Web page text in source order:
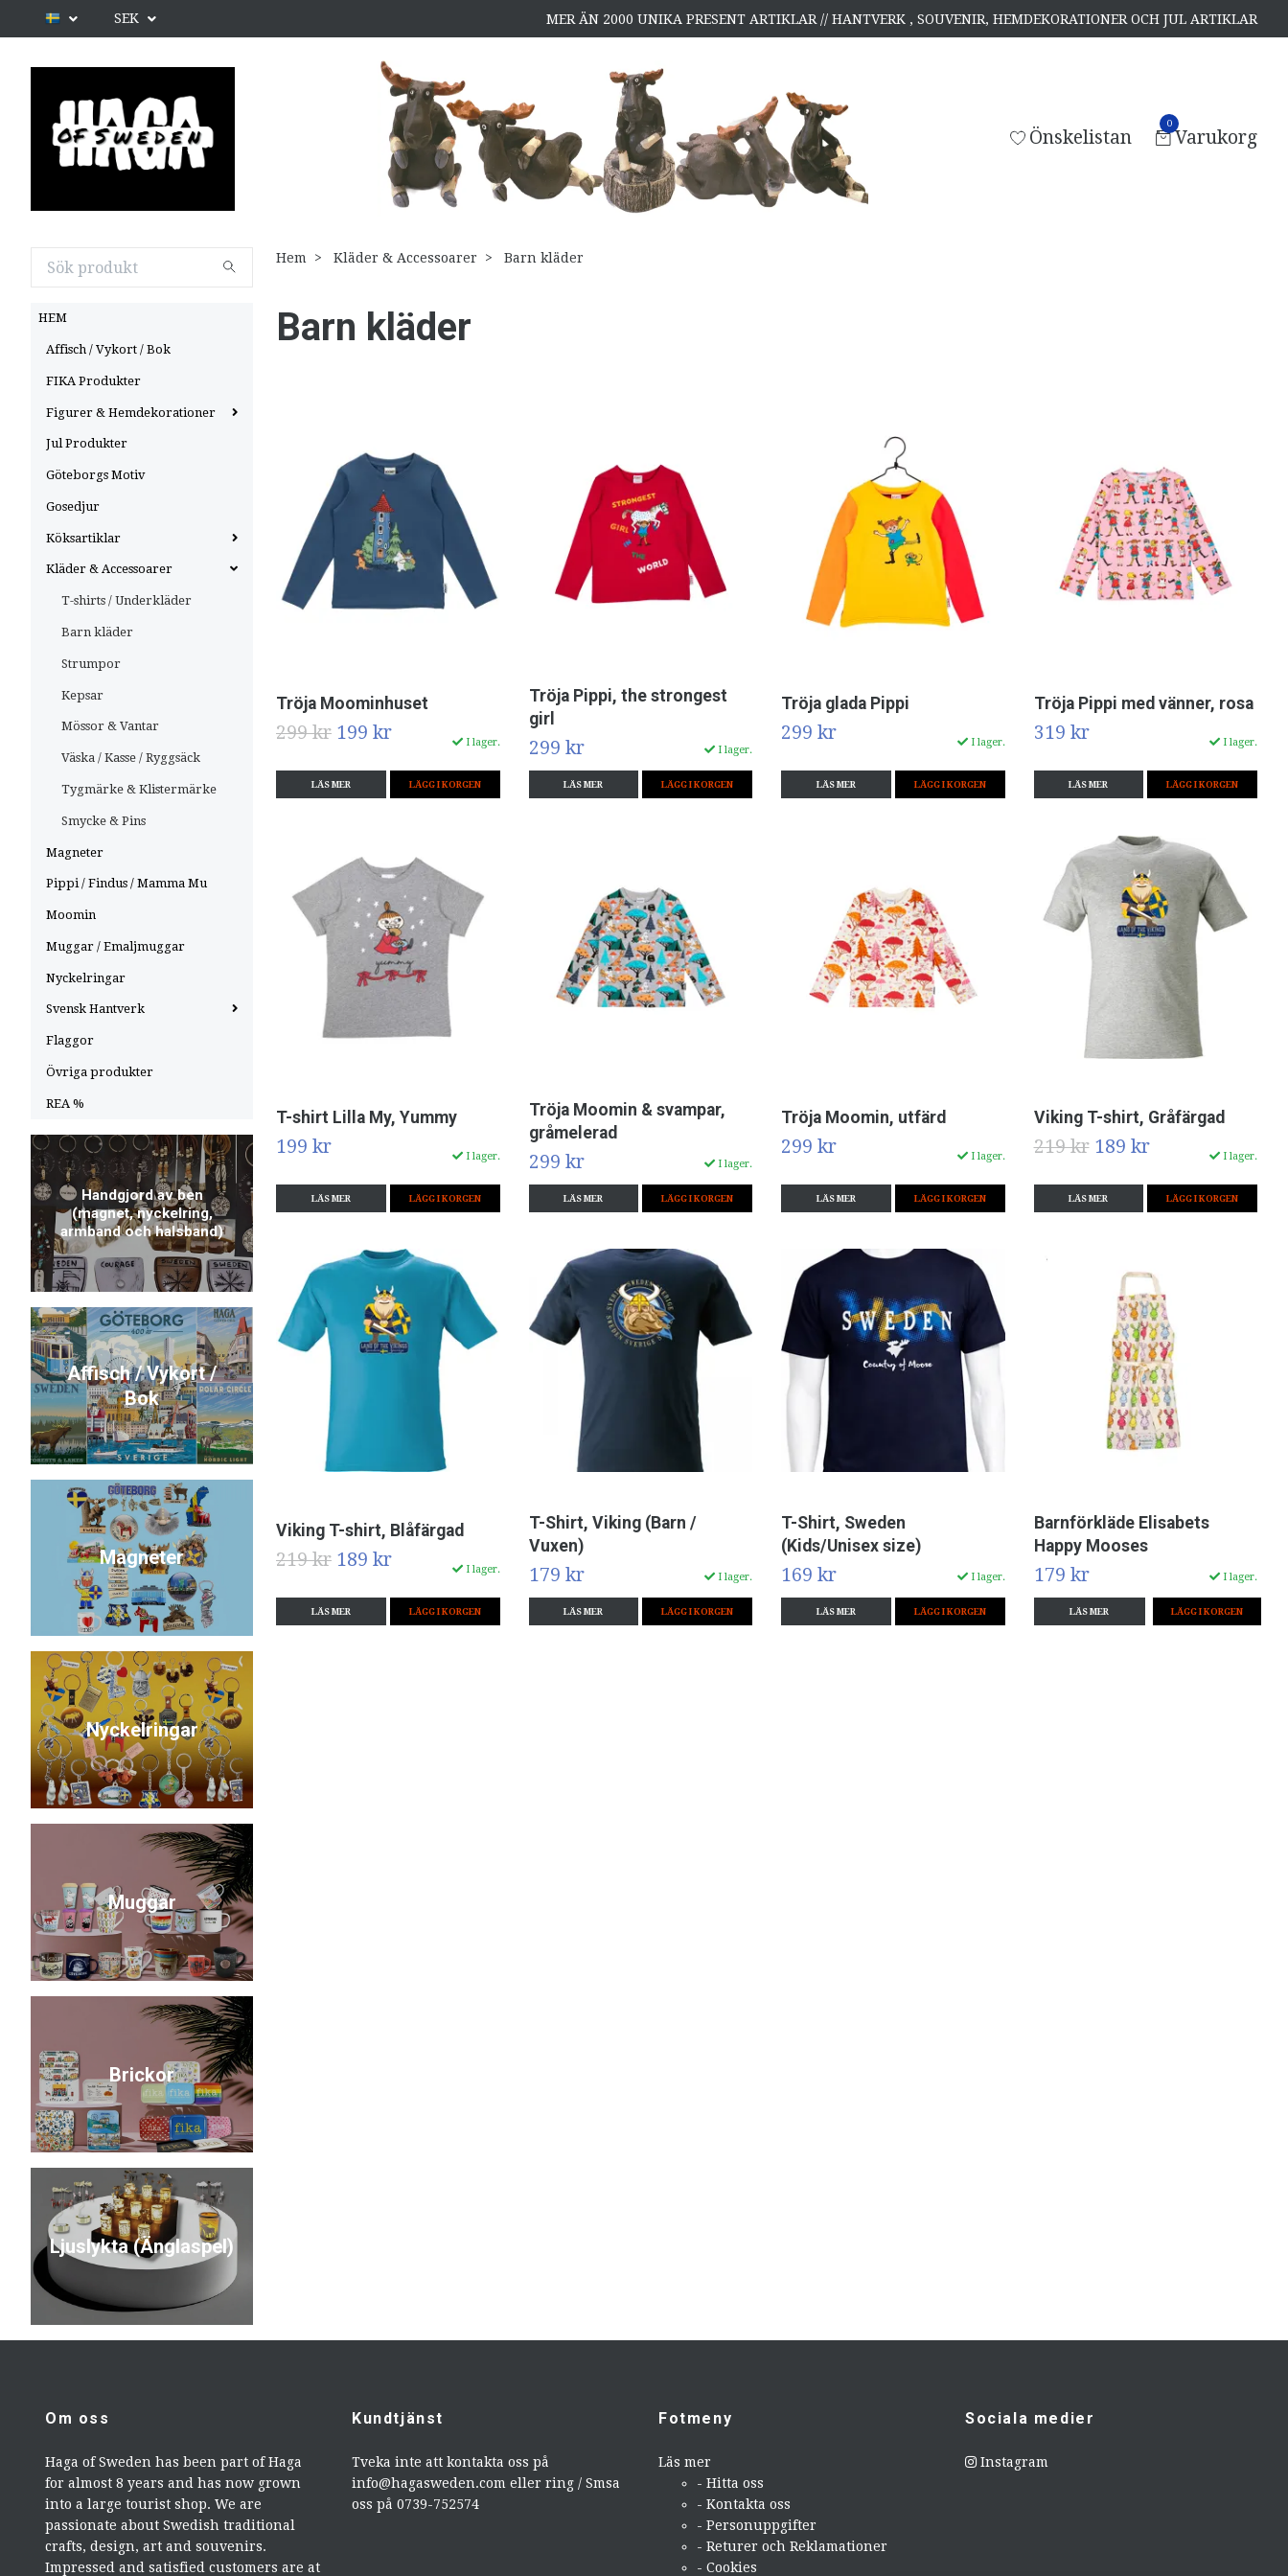
SEK MER ÄN 2000 UNIKA PRESENT ARTIKLAR // HANTVERK , SOUVENIR, HEMDEKORATIONER OCH JUL ARTIKLAR
Önskelistan
0
Varukorg
HEM
Affisch / Vykort / Bok
FIKA Produkter
Figurer & Hemdekorationer
Jul Produkter
Göteborgs Motiv
Gosedjur
Köksartiklar
Kläder & Accessoarer
T-shirts / Underkläder
Barn kläder
Strumpor
Kepsar
Mössor & Vantar
Väska / Kasse / Ryggsäck
Tygmärke & Klistermärke
Smycke & Pins
Magneter
Pippi / Findus / Mamma Mu
Moomin
Muggar / Emaljmuggar
Nyckelringar
Svensk Hantverk
Flaggor
Övriga produkter
REA %
Handgjord av ben
(magnet, nyckelring,
armband och halsband)
Affisch / Vykort /
Bok
Magneter
Nyckelringar
Muggar
Brickor
Ljuslykta (Änglaspel)
Hem Kläder & Accessoarer Barn kläder
Barn kläder
Tröja Moominhuset
299 kr 199 kr I lager.
LÄS MER LÄGG I KORGEN
Tröja Pippi, the strongest
girl
299 kr I lager.
LÄS MER LÄGG I KORGEN
Tröja glada Pippi
299 kr I lager.
LÄS MER LÄGG I KORGEN
Tröja Pippi med vänner, rosa
319 kr I lager.
LÄS MER LÄGG I KORGEN
T-shirt Lilla My, Yummy
199 kr I lager.
LÄS MER LÄGG I KORGEN
Tröja Moomin & svampar,
gråmelerad
299 kr I lager.
LÄS MER LÄGG I KORGEN
Tröja Moomin, utfärd
299 kr I lager.
LÄS MER LÄGG I KORGEN
Viking T-shirt, Gråfärgad
219 kr 189 kr I lager.
LÄS MER LÄGG I KORGEN
Viking T-shirt, Blåfärgad
219 kr 189 kr I lager.
LÄS MER LÄGG I KORGEN
T-Shirt, Viking (Barn /
Vuxen)
179 kr I lager.
LÄS MER LÄGG I KORGEN
T-Shirt, Sweden
(Kids/Unisex size)
169 kr I lager.
LÄS MER LÄGG I KORGEN
Barnförkläde Elisabets
Happy Mooses
179 kr I lager.
LÄS MER
Om oss
Haga of Sweden has been part of Haga
for almost 8 years and has now grown
into a large tourist shop. We are
passionate about Swedish traditional
crafts, design, art and souvenirs.
Impressed and satisfied customers are at
Kundtjänst
Tveka inte att kontakta oss på
info@hagasweden.com eller ring / Smsa
oss på 0739-752574
Fotmeny
Läs mer
- Hitta oss
- Kontakta oss
- Personuppgifter
- Returer och Reklamationer
- Cookies
Sociala medier
Instagram